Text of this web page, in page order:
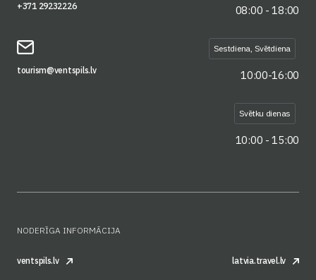
+371 29232226
tourism@ventspils.lv
08:00 - 18:00
Sestdiena, Svētdiena
10:00-16:00
Svētku dienas
10:00 - 15:00
NODERĪGA INFORMĀCIJA
ventspils.lv latvia.travel.lv